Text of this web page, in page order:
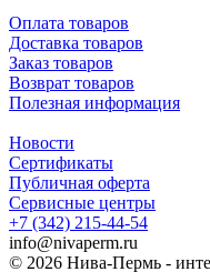
Оплата товаров
Доставка товаров
Заказ товаров
Возврат товаров
Полезная информация
Новости
Сертификаты
Публичная оферта
Сервисные центры
+7 (342) 215-44-54
info@nivaperm.ru
© 2026 Нива-Пермь -